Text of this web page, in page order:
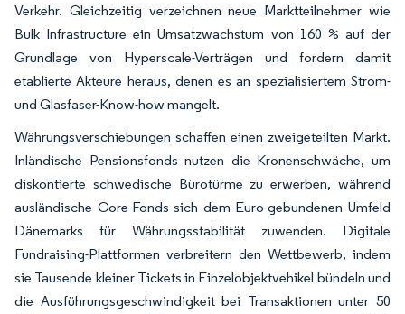
Verkehr. Gleichzeitig verzeichnen neue Marktteilnehmer wie
Bulk Infrastructure ein Umsatzwachstum von 160 % auf der
Grundlage von Hyperscale-Verträgen und fordern damit
etablierte Akteure heraus, denen es an spezialisiertem Strom-
und Glasfaser-Know-how mangelt.
Währungsverschiebungen schaffen einen zweigeteilten Markt.
Inländische Pensionsfonds nutzen die Kronenschwäche, um
diskontierte schwedische Bürotürme zu erwerben, während
ausländische Core-Fonds sich dem Euro-gebundenen Umfeld
Dänemarks für Währungsstabilität zuwenden. Digitale
Fundraising-Plattformen verbreitern den Wettbewerb, indem
sie Tausende kleiner Tickets in Einzelobjektvehikel bündeln und
die Ausführungsgeschwindigkeit bei Transaktionen unter 50